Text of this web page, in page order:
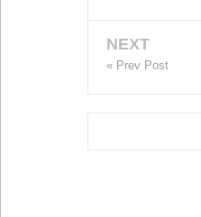
NEXT
« Prev Post